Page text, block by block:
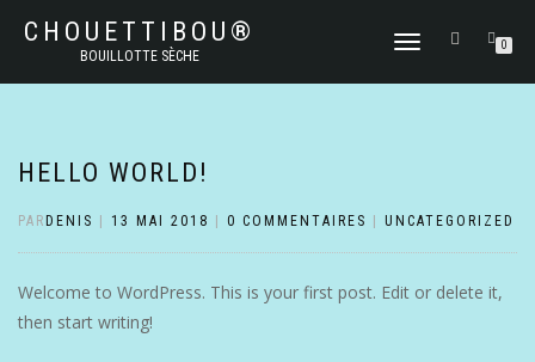
CHOUETTIBOU®
BOUILLOTTE SÈCHE
DÉPLIER
NAVIGATION
0
HELLO WORLD!
PAR DENIS 13 MAI 2018 0 COMMENTAIRES UNCATEGORIZED
Welcome to WordPress. This is your first post. Edit or delete it,
then start writing!